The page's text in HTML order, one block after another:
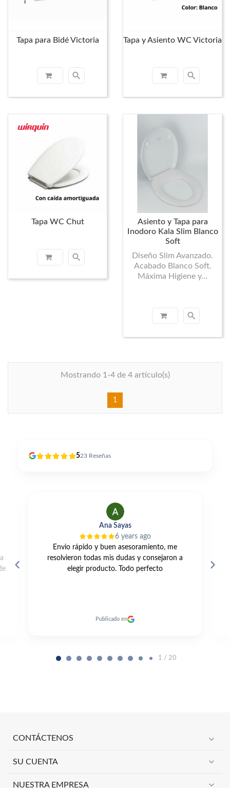
Tapa para Bidé Victoria
search
Tapa y Asiento WC Victoria
search
Tapa WC Chut
search
Asiento y Tapa para
Inodoro Kala Slim Blanco
Soft
Diseño Slim Avanzado.
Acabado Blanco Soft.
Máxima Higiene y...
search
Mostrando 1-4 de 4 artículo(s)
1
523 Reseñas
Ana Sayas
6 years ago
Envio rápido y buen asesoramiento, me
resolvieron todas mis dudas y consejaron a
elegir producto. Todo perfecto
Publicado en
2 / 20
CONTÁCTENOS expand_more
SU CUENTA expand_more
NUESTRA EMPRESA expand_more